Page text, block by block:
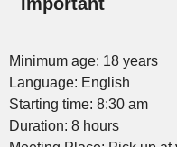
Minimum age: 18 years
Language: English
Starting time: 8:30 am
Duration: 8 hours